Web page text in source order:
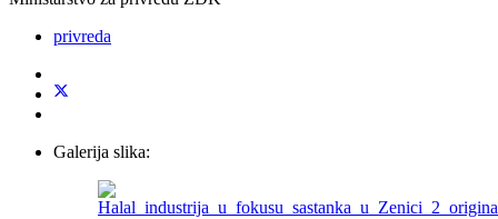
privreda
Galerija slika: